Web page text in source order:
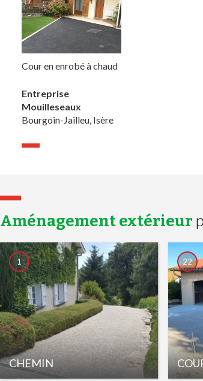
Cour en enrobé à chaud
Entreprise
Mouilleseaux
Bourgoin-Jailleu, Isère
Aménagement extérieur
CHEMIN
1 22